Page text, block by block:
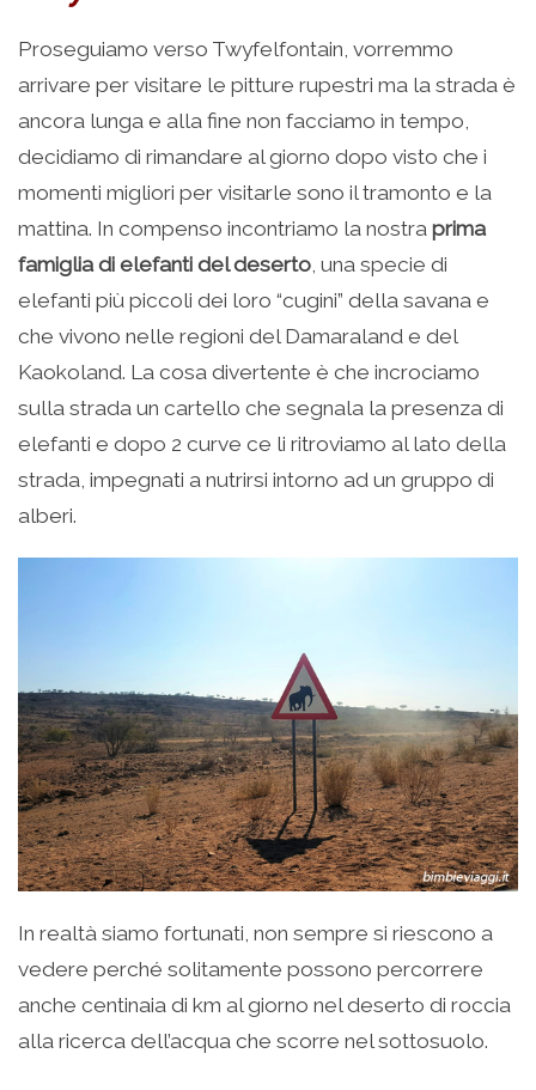
Proseguiamo verso Twyfelfontain, vorremmo
arrivare per visitare le pitture rupestri ma la strada è
ancora lunga e alla fine non facciamo in tempo,
decidiamo di rimandare al giorno dopo visto che i
momenti migliori per visitarle sono il tramonto e la
mattina. In compenso incontriamo la nostra prima
famiglia di elefanti del deserto, una specie di
elefanti più piccoli dei loro “cugini” della savana e
che vivono nelle regioni del Damaraland e del
Kaokoland. La cosa divertente è che incrociamo
sulla strada un cartello che segnala la presenza di
elefanti e dopo 2 curve ce li ritroviamo al lato della
strada, impegnati a nutrirsi intorno ad un gruppo di
alberi.
In realtà siamo fortunati, non sempre si riescono a
vedere perché solitamente possono percorrere
anche centinaia di km al giorno nel deserto di roccia
alla ricerca dell’acqua che scorre nel sottosuolo.